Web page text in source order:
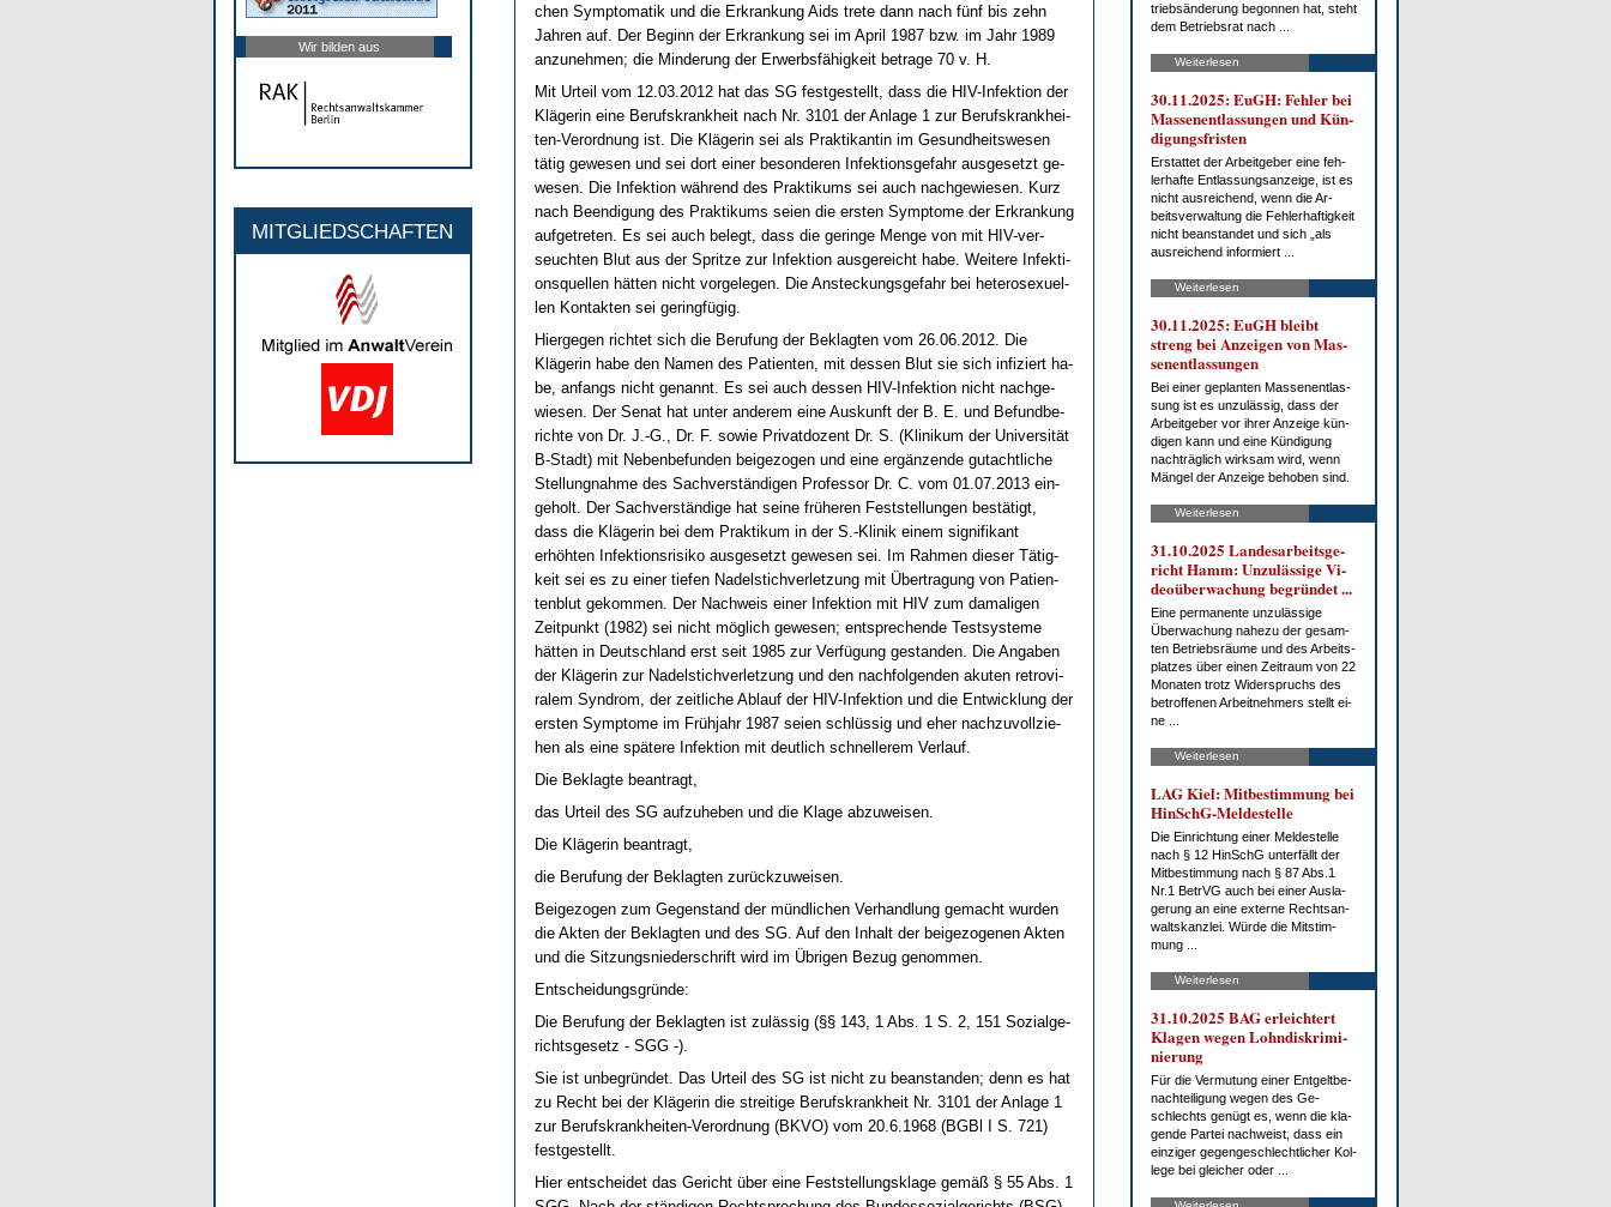
Wir bilden aus
MITGLIEDSCHAFTEN
chen Sym­pto­ma­tik und die Er­kran­kung Aids tre­te dann nach fünf bis zehn
Jah­ren auf. Der Be­ginn der Er­kran­kung sei im April 1987 bzw. im Jahr 1989
an­zu­neh­men; die Min­de­rung der Er­werbsfähig­keit be­tra­ge 70 v. H.
Mit Ur­teil vom 12.03.2012 hat das SG fest­ge­stellt, dass die HIV-In­fek­ti­on der
Kläge­rin ei­ne Be­rufs­krank­heit nach Nr. 3101 der An­la­ge 1 zur Be­rufs­krank­hei­
ten-Ver­ord­nung ist. Die Kläge­rin sei als Prak­ti­kan­tin im Ge­sund­heits­we­sen
tätig ge­we­sen und sei dort ei­ner be­son­de­ren In­fek­ti­ons­ge­fahr aus­ge­setzt ge­
we­sen. Die In­fek­ti­on während des Prak­ti­kums sei auch nach­ge­wie­sen. Kurz
nach Be­en­di­gung des Prak­ti­kums sei­en die ers­ten Sym­pto­me der Er­kran­kung
auf­ge­tre­ten. Es sei auch be­legt, dass die ge­rin­ge Men­ge von mit HIV-ver­
seuch­ten Blut aus der Sprit­ze zur In­fek­ti­on aus­ge­reicht ha­be. Wei­te­re In­fek­ti­
ons­quel­len hätten nicht vor­ge­le­gen. Die An­ste­ckungs­ge­fahr bei he­te­ro­se­xu­el­
len Kon­tak­ten sei ge­ringfügig.
Hier­ge­gen rich­tet sich die Be­ru­fung der Be­klag­ten vom 26.06.2012. Die
Kläge­rin ha­be den Na­men des Pa­ti­en­ten, mit des­sen Blut sie sich in­fi­ziert ha­
be, an­fangs nicht ge­nannt. Es sei auch des­sen HIV-In­fek­ti­on nicht nach­ge­
wie­sen. Der Se­nat hat un­ter an­de­rem ei­ne Aus­kunft der B. E. und Be­fund­be­
rich­te von Dr. J.-G., Dr. F. so­wie Pri­vat­do­zent Dr. S. (Kli­ni­kum der Uni­ver­sität
B-Stadt) mit Ne­ben­be­fun­den bei­ge­zo­gen und ei­ne ergänzen­de gut­acht­li­che
Stel­lung­nah­me des Sach­verständi­gen Pro­fes­sor Dr. C. vom 01.07.2013 ein­
ge­holt. Der Sach­verständi­ge hat sei­ne frühe­ren Fest­stel­lun­gen bestätigt,
dass die Kläge­rin bei dem Prak­ti­kum in der S.-Kli­nik ei­nem si­gni­fi­kant
erhöhten In­fek­ti­ons­ri­si­ko aus­ge­setzt ge­we­sen sei. Im Rah­men die­ser Tätig­
keit sei es zu ei­ner tie­fen Na­del­stich­ver­let­zung mit Über­tra­gung von Pa­ti­en­
ten­blut ge­kom­men. Der Nach­weis ei­ner In­fek­ti­on mit HIV zum da­ma­li­gen
Zeit­punkt (1982) sei nicht möglich ge­we­sen; ent­spre­chen­de Test­sys­te­me
hätten in Deutsch­land erst seit 1985 zur Verfügung ge­stan­den. Die An­ga­ben
der Kläge­rin zur Na­del­stich­ver­let­zung und den nach­fol­gen­den aku­ten re­tro­vi­
ra­lem Syn­drom, der zeit­li­che Ab­lauf der HIV-In­fek­ti­on und die Ent­wick­lung der
ers­ten Sym­pto­me im Frühjahr 1987 sei­en schlüssig und eher nach­zu­voll­zie­
hen als ei­ne späte­re In­fek­ti­on mit deut­lich schnel­le­rem Ver­lauf.
Die Be­klag­te be­an­tragt,
das Ur­teil des SG auf­zu­he­ben und die Kla­ge ab­zu­wei­sen.
Die Kläge­rin be­an­tragt,
die Be­ru­fung der Be­klag­ten zurück­zu­wei­sen.
Bei­ge­zo­gen zum Ge­gen­stand der münd­li­chen Ver­hand­lung ge­macht wur­den
die Ak­ten der Be­klag­ten und des SG. Auf den In­halt der bei­ge­zo­ge­nen Ak­ten
und die Sit­zungs­nie­der­schrift wird im Übri­gen Be­zug ge­nom­men.
Ent­schei­dungs­gründe:
Die Be­ru­fung der Be­klag­ten ist zulässig (§§ 143, 1 Abs. 1 S. 2, 151 So­zi­al­ge­
richts­ge­setz - SGG -).
Sie ist un­be­gründet. Das Ur­teil des SG ist nicht zu be­an­stan­den; denn es hat
zu Recht bei der Kläge­rin die strei­ti­ge Be­rufs­krank­heit Nr. 3101 der An­la­ge 1
zur Be­rufs­krank­hei­ten-Ver­ord­nung (BKVO) vom 20.6.1968 (BGBl I S. 721)
fest­ge­stellt.
Hier ent­schei­det das Ge­richt über ei­ne Fest­stel­lungs­kla­ge gemäß § 55 Abs. 1
trieb­s­än­de­rung be­gon­nen hat, steht
dem Be­triebs­rat nach ...
Weiterlesen
30.11.2025: EuGH: Feh­ler bei
Mas­sen­ent­las­sun­gen und Kün­
di­gungs­fris­ten
Er­stat­tet der Ar­beit­ge­ber ei­ne feh­
ler­haf­te Ent­las­sungs­an­zei­ge, ist es
nicht aus­rei­chend, wenn die Ar­
beits­ver­wal­tung die Feh­ler­haf­tig­keit
nicht be­an­stan­det und sich „als
aus­rei­chend in­for­miert ...
Weiterlesen
30.11.2025: EuGH bleibt
streng bei An­zei­gen von Mas­
sen­ent­las­sun­gen
Bei ei­ner ge­plan­ten Mas­sen­ent­las­
sung ist es un­zu­läs­sig, dass der
Ar­beit­ge­ber vor ih­rer An­zei­ge kün­
di­gen kann und ei­ne Kün­di­gung
nach­träg­lich wirk­sam wird, wenn
Män­gel der An­zei­ge be­ho­ben sind.
Weiterlesen
31.10.2025 Lan­des­ar­beits­ge­
richt Hamm: Un­zu­läs­si­ge Vi­
deo­über­wa­chung be­grün­det ...
Ei­ne per­ma­nen­te un­zu­läs­si­ge
Über­wa­chung na­he­zu der ge­sam­
ten Be­triebs­räu­me und des Ar­beits­
plat­zes über ei­nen Zeit­raum von 22
Mo­na­ten trotz Wi­der­spruchs des
be­trof­fe­nen Ar­beit­neh­mers stellt ei­
ne ...
Weiterlesen
LAG Kiel: Mit­be­stim­mung bei
HinSchG-Mel­de­stel­le
Die Ein­rich­tung ei­ner Mel­de­stel­le
nach § 12 HinSchG un­ter­fällt der
Mit­be­stim­mung nach § 87 Abs.1
Nr.1 Be­trVG auch bei ei­ner Aus­la­
ge­rung an ei­ne ex­ter­ne Rechts­an­
walts­kanz­lei. Wür­de die Mit­stim­
mung ...
Weiterlesen
31.10.2025 BAG er­leich­tert
Kla­gen we­gen Lohn­dis­kri­mi­
nie­rung
Für die Ver­mu­tung ei­ner Ent­gelt­be­
nach­tei­li­gung we­gen des Ge­
schlechts ge­nügt es, wenn die kla­
gen­de Par­tei nach­weist, dass ein
ein­zi­ger ge­gen­ge­schlecht­li­cher Kol­
le­ge bei glei­cher oder ...